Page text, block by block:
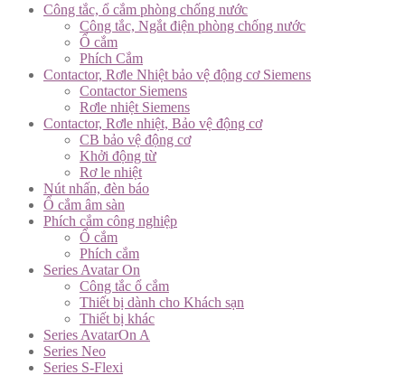
Công tắc, ổ cắm phòng chống nước
Công tắc, Ngắt điện phòng chống nước
Ổ cắm
Phích Cắm
Contactor, Rơle Nhiệt bảo vệ động cơ Siemens
Contactor Siemens
Rơle nhiệt Siemens
Contactor, Rơle nhiệt, Bảo vệ động cơ
CB bảo vệ động cơ
Khởi động từ
Rơ le nhiệt
Nút nhấn, đèn báo
Ổ cắm âm sàn
Phích cắm công nghiệp
Ổ cắm
Phích cắm
Series Avatar On
Công tắc ổ cắm
Thiết bị dành cho Khách sạn
Thiết bị khác
Series AvatarOn A
Series Neo
Series S-Flexi